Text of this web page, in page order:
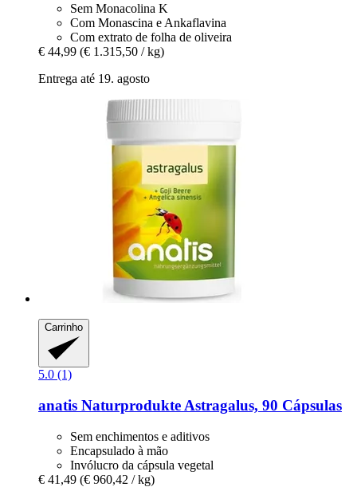
Sem Monacolina K
Com Monascina e Ankaflavina
Com extrato de folha de oliveira
€ 44,99 (€ 1.315,50 / kg)
Entrega até 19. agosto
Carrinho
5.0 (1)
anatis Naturprodukte Astragalus, 90 Cápsulas
Sem enchimentos e aditivos
Encapsulado à mão
Invólucro da cápsula vegetal
€ 41,49 (€ 960,42 / kg)